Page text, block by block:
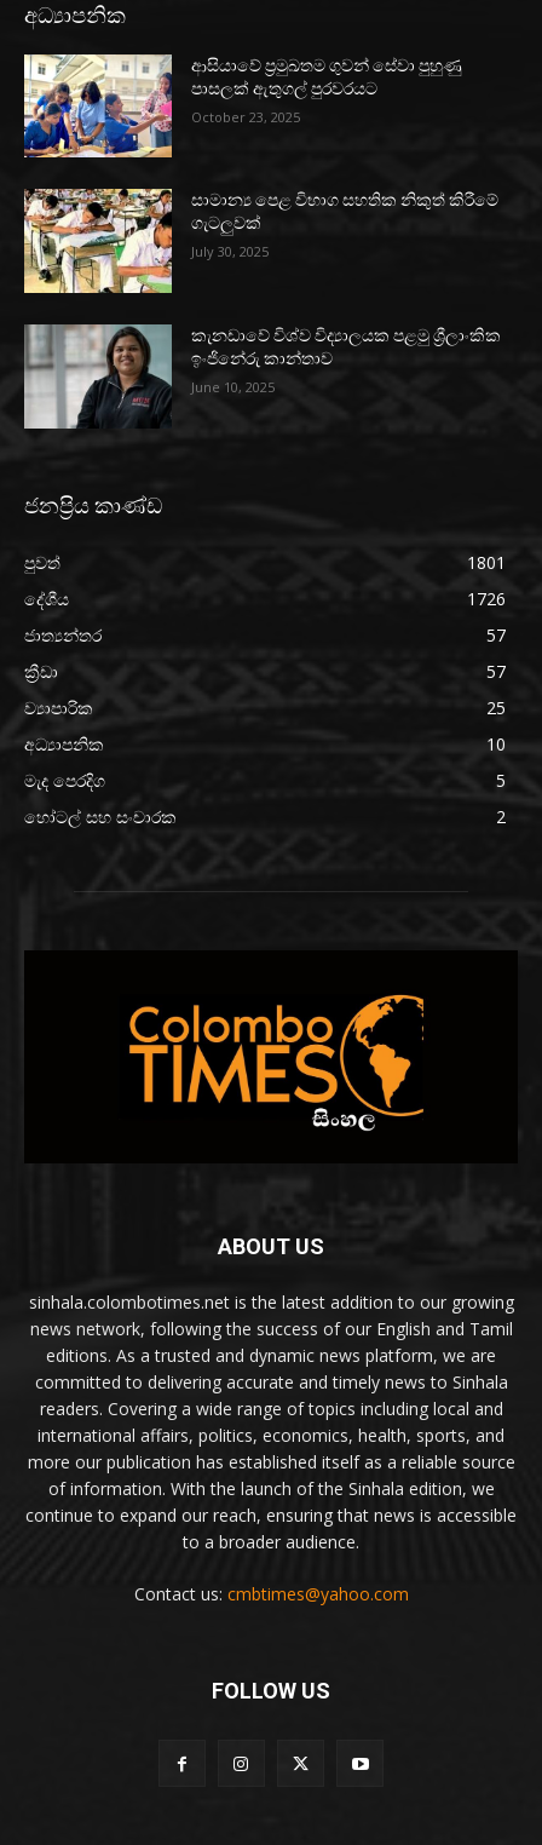
අධ්‍යාපනික
ආසියාවේ ප්‍රමුඛතම ගුවන් සේවා පුහුණු
පාසලක් ඇතුගල් පුරවරයට
October 23, 2025
සාමාන්‍ය පෙළ විභාග සහතික නිකුත් කිරීමේ
ගැටලුවක්
July 30, 2025
කැනඩාවේ විශ්ව විද්‍යාලයක පළමු ශ්‍රීලාංකික
ඉංජිනේරු කාන්තාව
June 10, 2025
ජනප්‍රිය කාණ්ඩ
පුවත්
1801
දේශීය
1726
ජාත්‍යන්තර
57
ක්‍රීඩා
57
ව්‍යාපාරික
25
අධ්‍යාපනික
10
මැද පෙරදිග
5
හෝටල් සහ සංචාරක
2
ABOUT US
sinhala.colombotimes.net is the latest addition to our growing
news network, following the success of our English and Tamil
editions. As a trusted and dynamic news platform, we are
committed to delivering accurate and timely news to Sinhala
readers. Covering a wide range of topics including local and
international affairs, politics, economics, health, sports, and
more our publication has established itself as a reliable source
of information. With the launch of the Sinhala edition, we
continue to expand our reach, ensuring that news is accessible
to a broader audience.
Contact us: cmbtimes@yahoo.com
FOLLOW US